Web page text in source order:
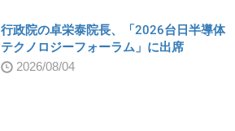
行政院の卓栄泰院長、「2026台日半導体
テクノロジーフォーラム」に出席
2026/08/04